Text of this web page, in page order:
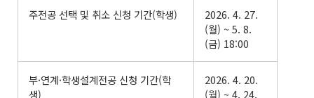
주전공 선택 및 취소 신청 기간(학생)
2026. 4. 27.
(월) ~ 5. 8.
(금) 18:00
부·연계·학생설계전공 신청 기간(학
생)
2026. 4. 20.
(월) ~ 4. 24.